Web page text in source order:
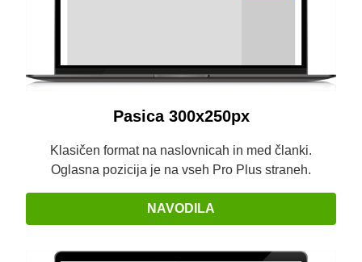
Pasica 300x250px
Klasičen format na naslovnicah in med članki.
Oglasna pozicija je na vseh Pro Plus straneh.
NAVODILA